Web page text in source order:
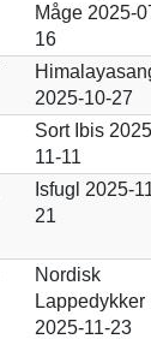
Måge 2025-
16
2025-10-27
Sort Ibis
11-11
Isfugl 2025-
21
Nordisk
Lappedykker
2025-11-23